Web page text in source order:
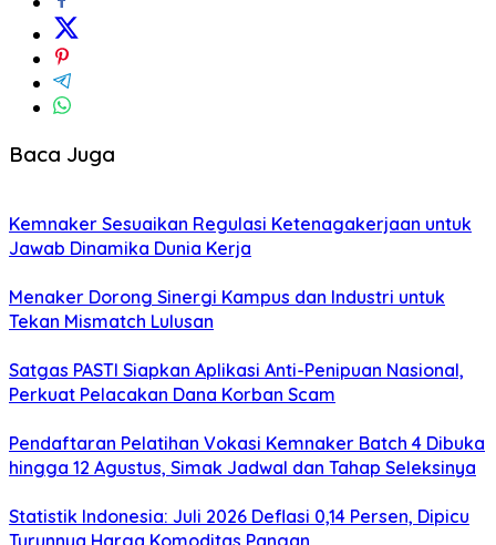
Baca Juga
Kemnaker Sesuaikan Regulasi Ketenagakerjaan untuk
Jawab Dinamika Dunia Kerja
Menaker Dorong Sinergi Kampus dan Industri untuk
Tekan Mismatch Lulusan
Satgas PASTI Siapkan Aplikasi Anti-Penipuan Nasional,
Perkuat Pelacakan Dana Korban Scam
Pendaftaran Pelatihan Vokasi Kemnaker Batch 4 Dibuka
hingga 12 Agustus, Simak Jadwal dan Tahap Seleksinya
Statistik Indonesia: Juli 2026 Deflasi 0,14 Persen, Dipicu